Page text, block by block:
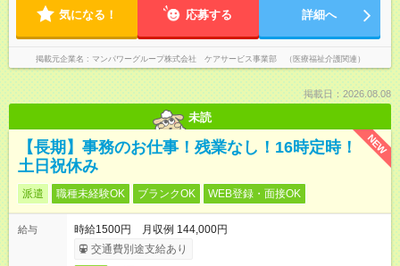
気になる！ 応募する 詳細へ
掲載元企業名 マンパワーグループ株式会社 ケアサービス事業部 （医療福祉介護関連）
掲載日：2026.08.08
未読
NEW
【長期】事務のお仕事！残業なし！16時定時！
土日祝休み
派遣 職種未経験OK ブランクOK WEB登録・面接OK
給与
時給1500円 月収例 144,000円
交通費別途支給あり